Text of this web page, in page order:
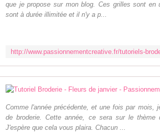
que je propose sur mon blog. Ces grilles sont en
sont à durée illimitée et il n'y a p...
Comme l'année précédente, et une fois par mois,
de broderie. Cette année, ce sera sur le thème
J'espère que cela vous plaira. Chacun ...